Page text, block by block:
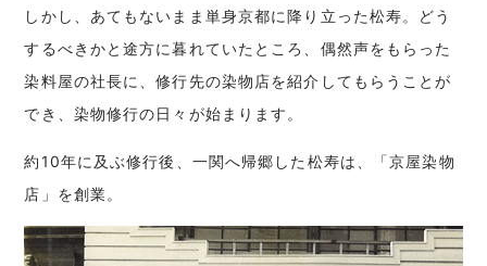
しかし、あてもないまま単身京都に降り立った松寿。どう
するべきかと途方に暮れていたところ、偶然声をもらった
染料屋の社長に、修行先の染物店を紹介してもらうことが
でき、染物修行の日々が始まります。
約10年に及ぶ修行後、一関へ帰郷した松寿は、「京屋染物
店」を創業。